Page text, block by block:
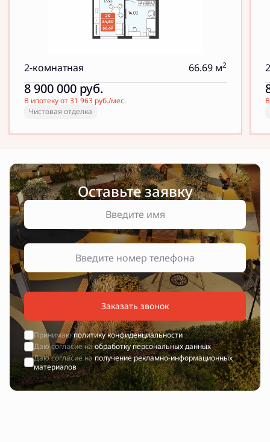
2-комнатная 66.69 м2
8 900 000 руб.
В ипотеку от 31 963 руб./мес.
Чистовая отделка
Оставьте заявку
Заказать звонок
Принимаюполитику конфиденциальности
Даю согласие наобработку персональных данных
Даю согласие наполучение рекламно-информационных
материалов